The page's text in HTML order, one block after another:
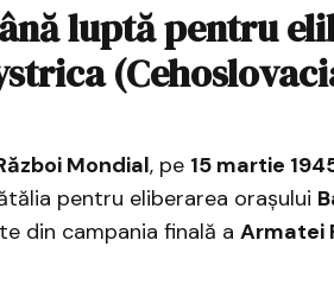
luptă pentru
Mondial, pe 15 martie
pentru eliberarea orașului
din campania finală a Armatei